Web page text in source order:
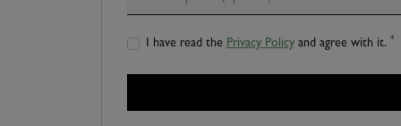
I have read the Privacy Policyand agree with it. *